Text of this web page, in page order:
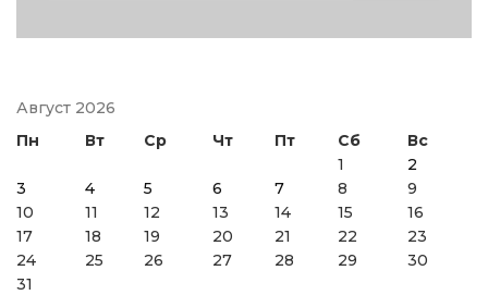
Август 2026
Пн
Вт Ср Чт Пт Сб
Вс
1
2
3
4 5 6 7 8
9
10
11 12 13 14 15
16
17
18 19 20 21 22
23
24
25 26 27 28 29
30
31